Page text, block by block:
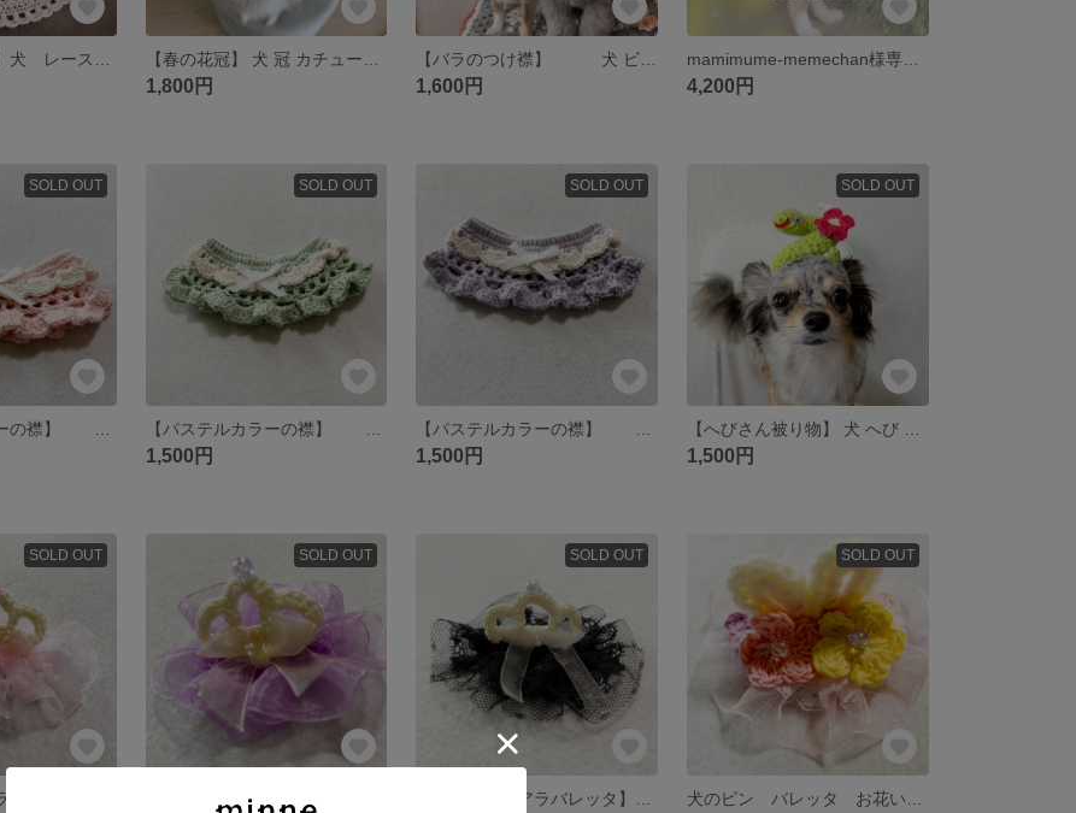
1,800円 1,600円 4,200円
SOLD OUT SOLD OUT
1,500円
SOLD OUT
1,500円
SOLD OUT
1,500円
SOLD OUT SOLD OUT SOLD OUT SOLD OUT